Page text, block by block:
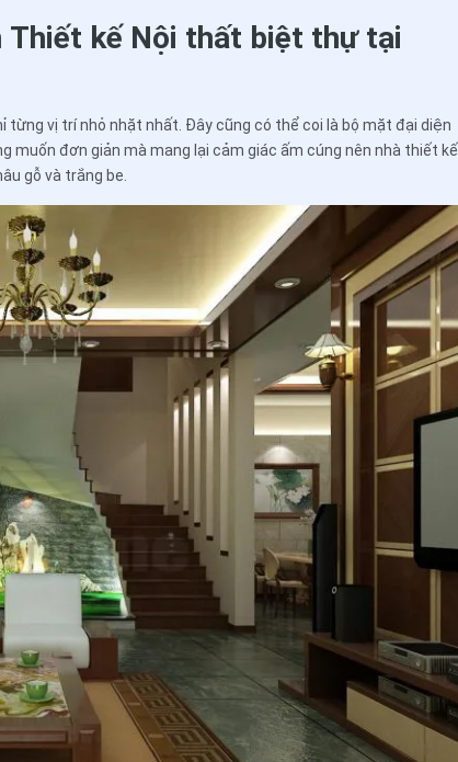
Thiết kế Nội thất biệt thự tại
từng vị trí nhỏ nhặt nhất. Đây cũng có thể coi là bộ mặt đại diện
muốn đơn giản mà mang lại cảm giác ấm cúng nên nhà thiết kế
gỗ và trắng be.